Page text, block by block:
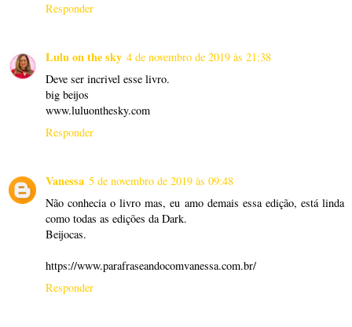
Responder
Lulu on the sky 4 de novembro de 2019 às 21:38
Deve ser incrivel esse livro.
big beijos
www.luluonthesky.com
Responder
Vanessa 5 de novembro de 2019 às 09:48
Não conhecia o livro mas, eu amo demais essa edição, está linda
como todas as edições da Dark.
Beijocas.
https://www.parafraseandocomvanessa.com.br/
Responder